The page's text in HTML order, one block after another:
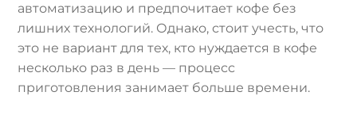
автоматизацию и предпочитает кофе без
лишних технологий. Однако, стоит учесть, что
это не вариант для тех, кто нуждается в кофе
несколько раз в день — процесс
приготовления занимает больше времени.